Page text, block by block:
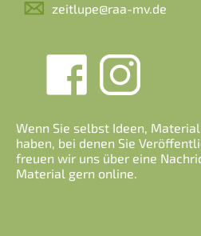
zeitlupe@raa-mv.de
Wenn Sie selbst Ideen,
haben, bei denen Sie
freuen wir uns über eine
Material gern online.